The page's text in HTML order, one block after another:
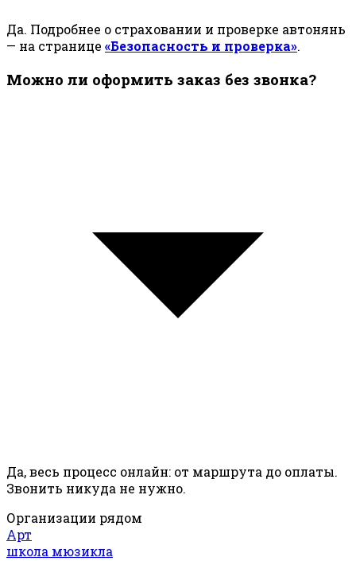
Да. Подробнее о страховании и проверке автонянь
— на странице «Безопасность и проверка».
Можно ли оформить заказ без звонка?
Да, весь процесс онлайн: от маршрута до оплаты.
Звонить никуда не нужно.
Организации рядом
Арт
школа мюзикла